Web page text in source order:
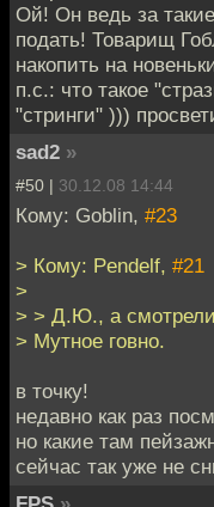
Ой! Он ведь за
подать! Товарищ
накопить на
п.с.: что такое
"стринги" )))
sad2 »
#50 | 30.12.08 14:44
Кому: Goblin, #23
> Кому: Pendelf, #21
>
> > Д.Ю., а смотрели
> Мутное говно.
в точку!
недавно как раз
но какие там
сейчас так уже не